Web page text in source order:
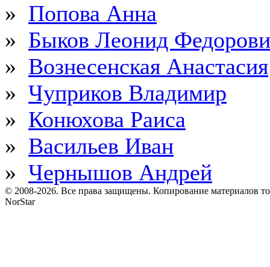
» Попова Анна
» Быков Леонид
» Вознесенская Анастасия
» Чуприков Владимир
» Конюхова Раиса
» Васильев Иван
» Чернышов Андрей
© 2008-2026. Все права защищены. Копирование материалов
NorStar